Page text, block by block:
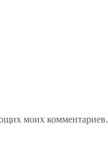
моих комментариев.